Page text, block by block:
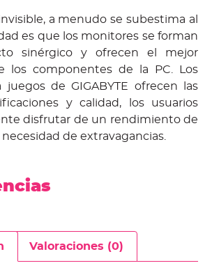
a menudo se subestima al
es que los monitores se forman
sinérgico y ofrecen el mejor
los componentes de la PC. Los
juegos de GIGABYTE ofrecen las
y calidad, los usuarios
disfrutar de un rendimiento de
de extravagancias.
Valoraciones (0)